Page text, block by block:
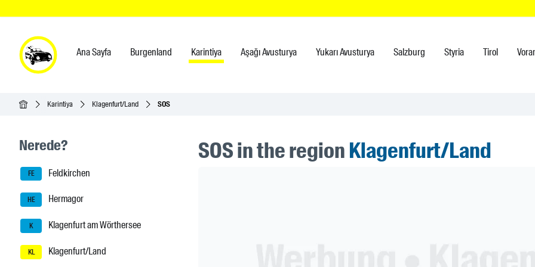
Ana Sayfa Burgenland Karintiya Aşağı Avusturya Yukarı Avusturya Salzburg Styria Tirol
Ana SayfaKarintiya Klagenfurt/Land SOS
Seitenleisten-Navigation
Nerede?
FE Feldkirchen
HE Hermagor
K Klagenfurt am Wörthersee
KL Klagenfurt/Land
SOS in the regionKlagenfurt/Land